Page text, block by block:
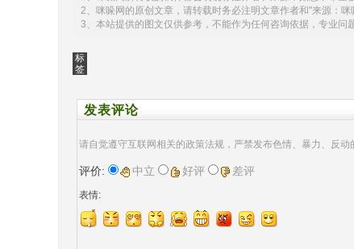
2、咪哚网的原创文章，请转载时务必注明文章作者和"来源：咪
3、本站提供的图文仅供参考，不能作为任何咨询依据，专业问
标
签
发表评论
请自觉遵守互联网相关的政策法规，严禁发布色情、暴力、反动
评价: 中立 好评 差评
表情: